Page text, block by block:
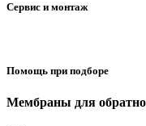
Сервис и монтаж
Помощь при подборе
Мембраны для